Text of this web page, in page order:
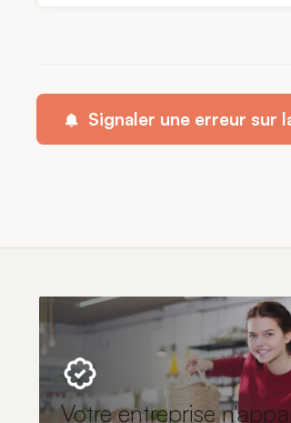
Signaler une erreur sur
Votre entreprise